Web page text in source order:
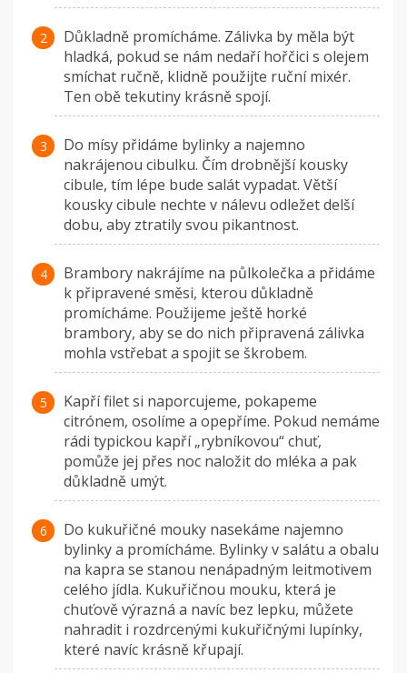
Důkladně promícháme. Zálivka by měla být
hladká, pokud se nám nedaří hořčici s olejem
smíchat ručně, klidně použijte ruční mixér.
Ten obě tekutiny krásně spojí.
Do mísy přidáme bylinky a najemno
nakrájenou cibulku. Čím drobnější kousky
cibule, tím lépe bude salát vypadat. Větší
kousky cibule nechte v nálevu odležet delší
dobu, aby ztratily svou pikantnost.
Brambory nakrájíme na půlkolečka a přidáme
k připravené směsi, kterou důkladně
promícháme. Použijeme ještě horké
brambory, aby se do nich připravená zálivka
mohla vstřebat a spojit se škrobem.
Kapří filet si naporcujeme, pokapeme
citrónem, osolíme a opepříme. Pokud nemáme
rádi typickou kapří „rybníkovou“ chuť,
pomůže jej přes noc naložit do mléka a pak
důkladně umýt.
Do kukuřičné mouky nasekáme najemno
bylinky a promícháme. Bylinky v salátu a obalu
na kapra se stanou nenápadným leitmotivem
celého jídla. Kukuřičnou mouku, která je
chuťově výrazná a navíc bez lepku, můžete
nahradit i rozdrcenými kukuřičnými lupínky,
které navíc krásně křupají.